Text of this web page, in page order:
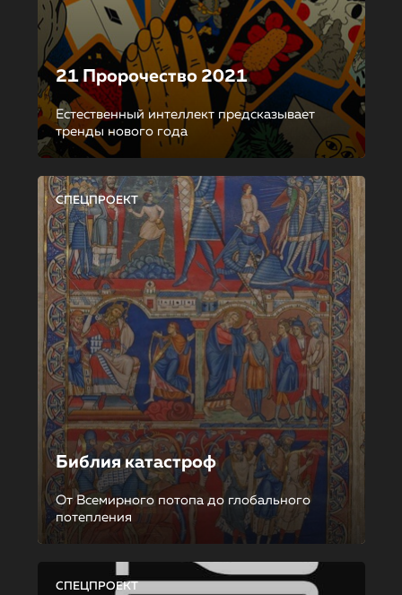
21 Пророчество 2021
Естественный интеллект предсказывает
тренды нового года
СПЕЦПРОЕКТ
Библия катастроф
От Всемирного потопа до глобального
потепления
СПЕЦПРОЕКТ